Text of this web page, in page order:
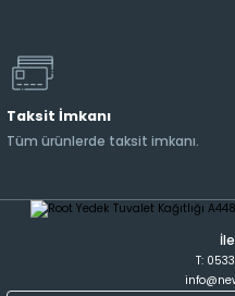
Taksit İmkanı
Tüm ürünlerde taksit imkanı.
T: